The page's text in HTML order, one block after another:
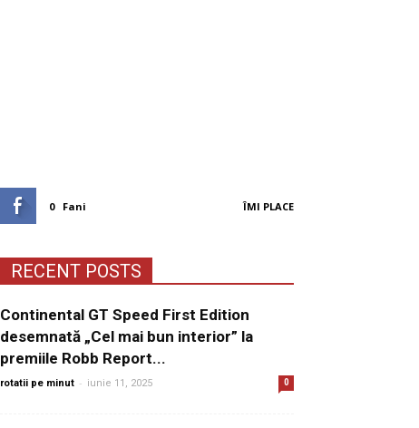
0 Fani ÎMI PLACE
RECENT POSTS
Continental GT Speed First Edition
desemnată „Cel mai bun interior” la
premiile Robb Report...
rotatii pe minut - iunie 11, 2025 0